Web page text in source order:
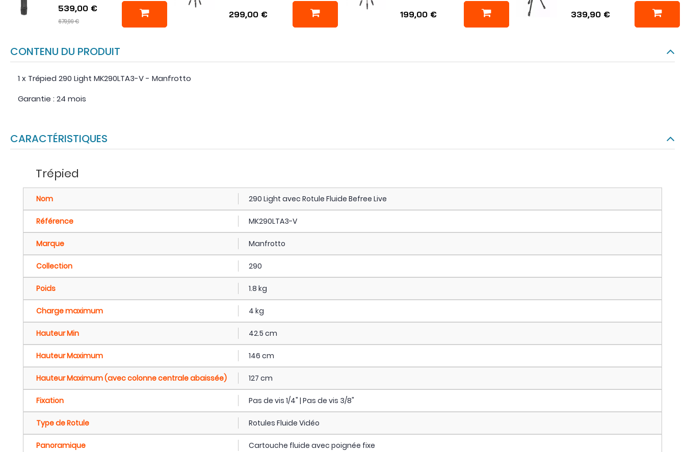
539,00 €
679,99 €
299,00 € 199,00 € 339,90 €
CONTENU DU PRODUIT
1 x Trépied 290 Light MK290LTA3-V - Manfrotto
Garantie : 24 mois
CARACTÉRISTIQUES
Trépied
Nom 290 Light avec Rotule Fluide Befree Live
Référence MK290LTA3-V
Marque Manfrotto
Collection 290
Poids 1.8 kg
Charge maximum 4 kg
Hauteur Min 42.5 cm
Hauteur Maximum 146 cm
Hauteur Maximum (avec colonne centrale abaissée) 127 cm
Fixation Pas de vis 1/4" | Pas de vis 3/8"
Type de Rotule Rotules Fluide Vidéo
Panoramique Cartouche fluide avec poignée fixe